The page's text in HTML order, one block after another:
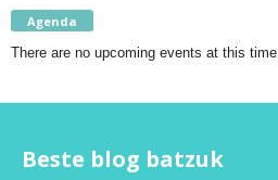
Agenda
There are no upcoming events at this time.
Beste blog batzuk